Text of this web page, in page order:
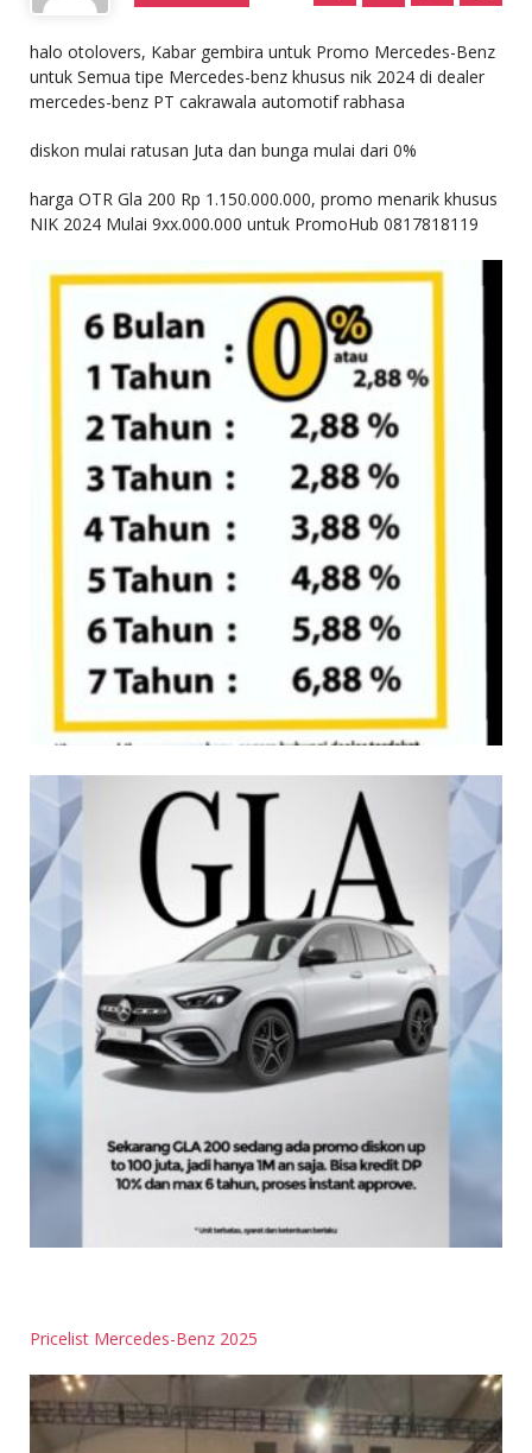
halo otolovers, Kabar gembira untuk Promo Mercedes-Benz
untuk Semua tipe Mercedes-benz khusus nik 2024 di dealer
mercedes-benz PT cakrawala automotif rabhasa
diskon mulai ratusan Juta dan bunga mulai dari 0%
harga OTR Gla 200 Rp 1.150.000.000, promo menarik khusus
NIK 2024 Mulai 9xx.000.000 untuk PromoHub 0817818119
Pricelist Mercedes-Benz 2025